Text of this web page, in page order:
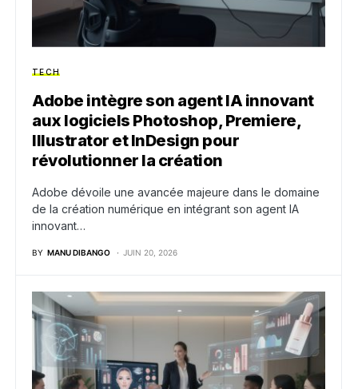
TECH
Adobe intègre son agent IA innovant
aux logiciels Photoshop, Premiere,
Illustrator et InDesign pour
révolutionner la création
Adobe dévoile une avancée majeure dans le domaine
de la création numérique en intégrant son agent IA
innovant…
BY MANU DIBANGO JUIN 20, 2026